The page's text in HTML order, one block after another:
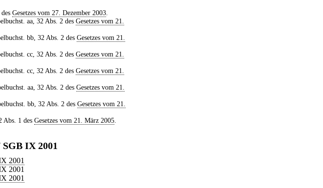
Gesetzes vom 27. Dezember 2003.
aa, 32 Abs. 2 des Gesetzes vom 21.
bb, 32 Abs. 2 des Gesetzes vom 21.
cc, 32 Abs. 2 des Gesetzes vom 21.
cc, 32 Abs. 2 des Gesetzes vom 21.
aa, 32 Abs. 2 des Gesetzes vom 21.
bb, 32 Abs. 2 des Gesetzes vom 21.
Abs. 1 des Gesetzes vom 21. März 2005.
IX 2001
2001
2001
2001